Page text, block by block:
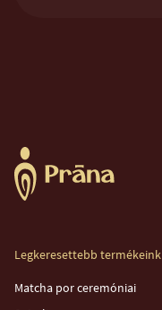
Legkeresettebb termékeink
Matcha por ceremóniai